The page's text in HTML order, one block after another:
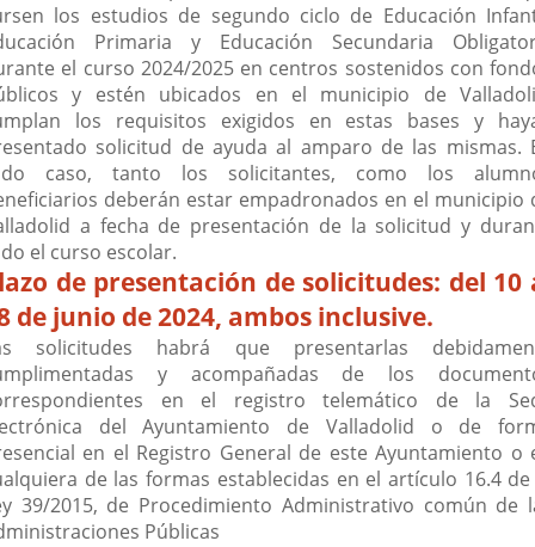
los estudios de segundo ciclo de Educación
Primaria y Educación Secundaria
el curso 2024/2025 en centros sostenidos con
y estén ubicados en el municipio de
los requisitos exigidos en estas bases y
solicitud de ayuda al amparo de las mismas.
caso, tanto los solicitantes, como los
deberán estar empadronados en el municipio
a fecha de presentación de la solicitud y
el curso escolar.
de presentación de solicitudes: del 10
de junio de 2024, ambos inclusive.
solicitudes habrá que presentarlas
y acompañadas de los
en el registro telemático de la
del Ayuntamiento de Valladolid o de
en el Registro General de este Ayuntamiento o
de las formas establecidas en el artículo 16.4
39/2015, de Procedimiento Administrativo común de
Públicas